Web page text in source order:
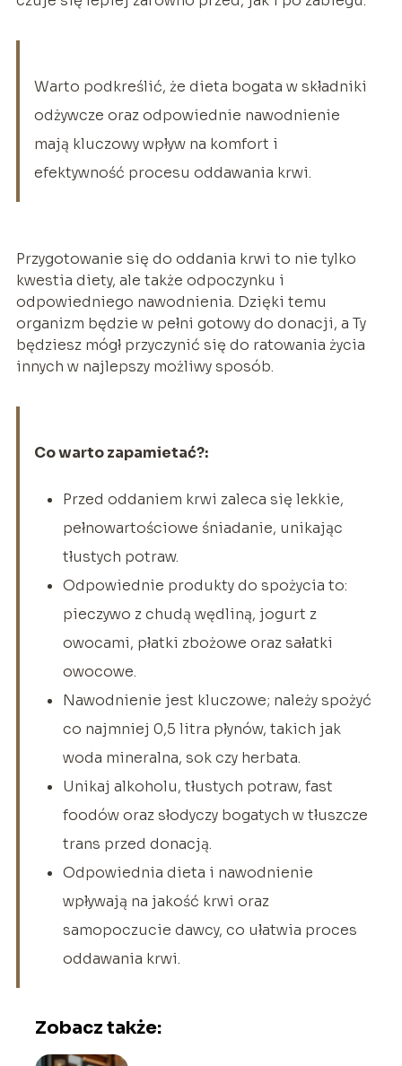
Warto podkreślić, że dieta bogata w składniki
odżywcze oraz odpowiednie nawodnienie
mają kluczowy wpływ na komfort i
efektywność procesu oddawania krwi.
Przygotowanie się do oddania krwi to nie tylko
kwestia diety, ale także odpoczynku i
odpowiedniego nawodnienia. Dzięki temu
organizm będzie w pełni gotowy do donacji, a Ty
będziesz mógł przyczynić się do ratowania życia
innych w najlepszy możliwy sposób.
Co warto zapamietać?:
Przed oddaniem krwi zaleca się lekkie,
pełnowartościowe śniadanie, unikając
tłustych potraw.
Odpowiednie produkty do spożycia to:
pieczywo z chudą wędliną, jogurt z
owocami, płatki zbożowe oraz sałatki
owocowe.
Nawodnienie jest kluczowe; należy spożyć
co najmniej 0,5 litra płynów, takich jak
woda mineralna, sok czy herbata.
Unikaj alkoholu, tłustych potraw, fast
foodów oraz słodyczy bogatych w tłuszcze
trans przed donacją.
Odpowiednia dieta i nawodnienie
wpływają na jakość krwi oraz
samopoczucie dawcy, co ułatwia proces
oddawania krwi.
Zobacz także: